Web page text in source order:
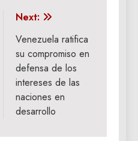
Next:
Venezuela ratifica
su compromiso en
defensa de los
intereses de las
naciones en
desarrollo